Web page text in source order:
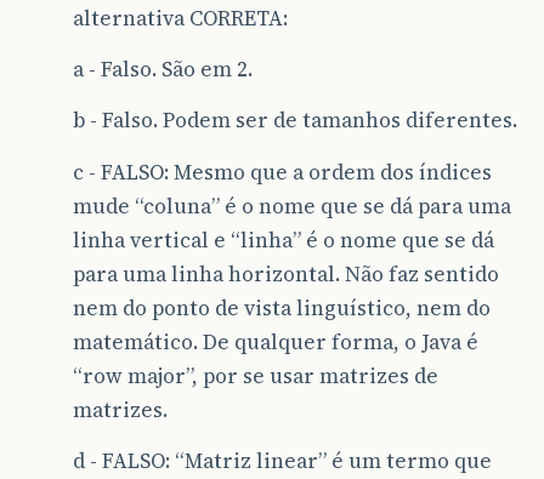
alternativa CORRETA:
a - Falso. São em 2.
b - Falso. Podem ser de tamanhos diferentes.
c - FALSO: Mesmo que a ordem dos índices
mude “coluna” é o nome que se dá para uma
linha vertical e “linha” é o nome que se dá
para uma linha horizontal. Não faz sentido
nem do ponto de vista linguístico, nem do
matemático. De qualquer forma, o Java é
“row major”, por se usar matrizes de
matrizes.
d - FALSO: “Matriz linear” é um termo que